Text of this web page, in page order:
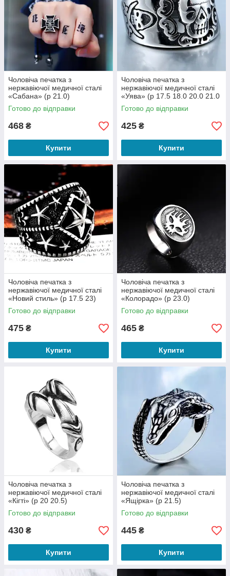
Чоловіча печатка з
нержавіючої медичної сталі
«Сабана» (р 21.0)
Готово до відправки
468 ₴
Купити
Чоловіча печатка з
нержавіючої медичної сталі
«Уява» (р 17.5 18.0 20.0 21.0
21.5)
Готово до відправки
425 ₴
Купити
Чоловіча печатка з
нержавіючої медичної сталі
«Новий стиль» (р 17.5 23)
Готово до відправки
475 ₴
Купити
Чоловіча печатка з
нержавіючої медичної сталі
«Колорадо» (р 23.0)
Готово до відправки
465 ₴
Купити
Чоловіча печатка з
нержавіючої медичної сталі
«Кігті» (р 20 20.5)
Готово до відправки
430 ₴
Купити
Чоловіча печатка з
нержавіючої медичної сталі
«Ящірка» (р 21.5)
Готово до відправки
445 ₴
Купити